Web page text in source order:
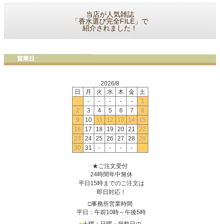
当店が人気雑誌
「香水選び完全FILE」で
紹介されました！
2026/8
日
月 火 水 木 金
土
-
- - - - -
1
2
3 4 5 6 7
8
9
10 11 12 13 14
15
16
17 18 19 20 21
22
23
24 25 26 27 28 29
30
31 - - - - -
★ご注文受付
24時間年中無休
平日15時までのご注文は
即日対応！
□事務所営業時間
平日：午前10時～午後5時